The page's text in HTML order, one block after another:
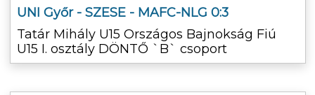
UNI Győr - SZESE - MAFC-NLG 0:3
Tatár Mihály U15 Országos Bajnokság Fiú
U15 I. osztály DÖNTŐ `B` csoport